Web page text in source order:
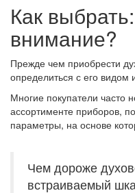
Как
внимание?
Прежде чем приобрести
определиться с его
Многие покупатели часто
ассортименте приборов,
параметры, на основе
Чем дороже
встраиваемый